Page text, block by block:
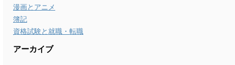
漫画とアニメ
簿記
資格試験と就職・転職
アーカイブ